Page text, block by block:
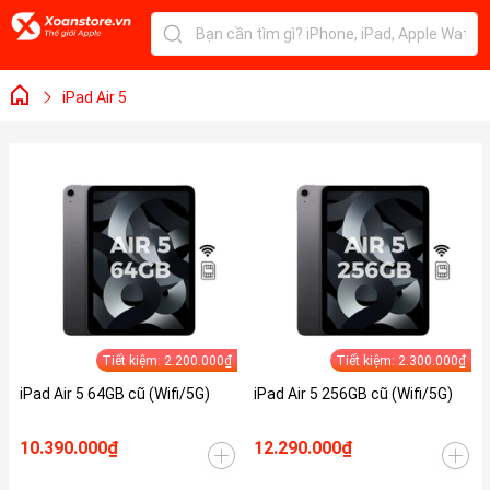
iPad Air 5
Tiết kiệm: 2.200.000₫
iPad Air 5 64GB cũ (Wifi/5G)
10.390.000₫
Tiết kiệm: 2.300.000₫
iPad Air 5 256GB cũ (Wifi/5G)
12.290.000₫